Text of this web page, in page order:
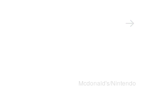
Mcdonald's/Nintendo